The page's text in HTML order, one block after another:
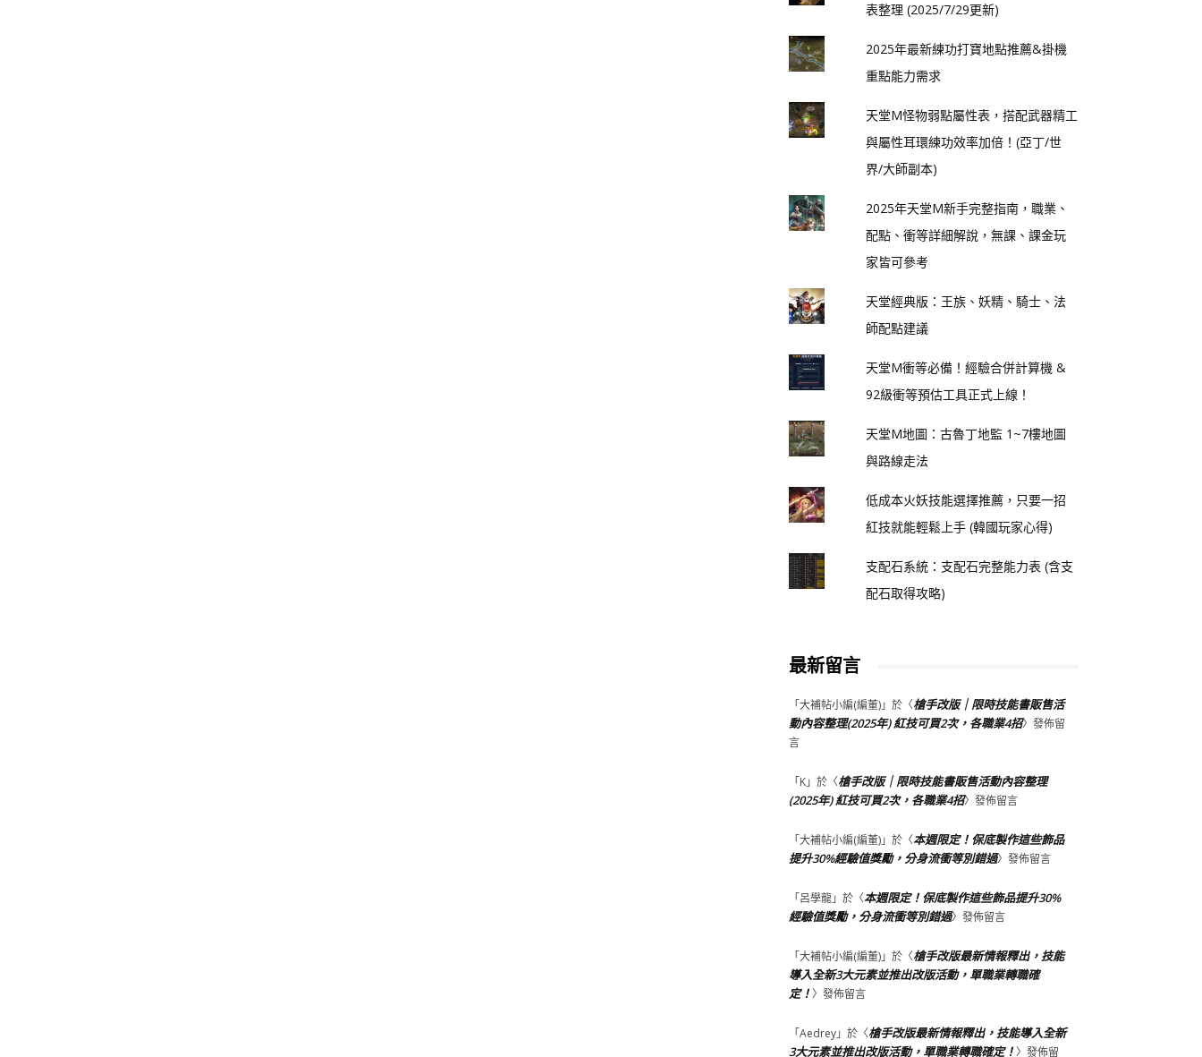
表整理 (2025/7/29更新)
2025年最新練功打寶地點推薦&掛機
重點能力需求
天堂M怪物弱點屬性表，搭配武器精工
與屬性耳環練功效率加倍！(亞丁/世
界/大師副本)
2025年天堂M新手完整指南，職業、
配點、衝等詳細解說，無課、課金玩
家皆可參考
天堂經典版：王族、妖精、騎士、法
師配點建議
天堂M衝等必備！經驗合併計算機 &
92級衝等預估工具正式上線！
天堂M地圖：古魯丁地監 1~7樓地圖
與路線走法
低成本火妖技能選擇推薦，只要一招
紅技就能輕鬆上手 (韓國玩家心得)
支配石系統：支配石完整能力表 (含支
配石取得攻略)
最新留言
「大補帖小編(編董)」於〈槍手改版｜限時技能書販售活
動內容整理(2025年) 紅技可買2次，各職業4招〉發佈留
言
「K」於〈槍手改版｜限時技能書販售活動內容整理
(2025年) 紅技可買2次，各職業4招〉發佈留言
「大補帖小編(編董)」於〈本週限定！保底製作這些飾品
提升30%經驗值獎勵，分身流衝等別錯過〉發佈留言
「呂學龍」於〈本週限定！保底製作這些飾品提升30%
經驗值獎勵，分身流衝等別錯過〉發佈留言
「大補帖小編(編董)」於〈槍手改版最新情報釋出，技能
導入全新3大元素並推出改版活動，單職業轉職確
定！〉發佈留言
「Aedrey」於〈槍手改版最新情報釋出，技能導入全新
3大元素並推出改版活動，單職業轉職確定！〉發佈留